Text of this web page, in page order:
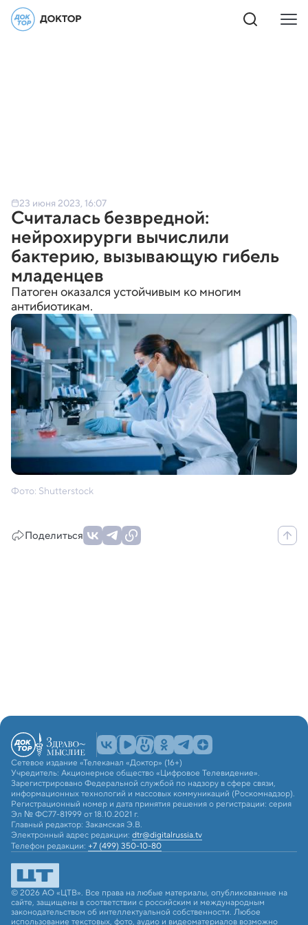
23 июня 2023, 16:07
Считалась безвредной:
нейрохирурги вычислили
бактерию, вызывающую гибель
младенцев
Патоген оказался устойчивым ко многим
антибиотикам.
Фото: Shutterstock
Поделиться
Сетевое издание «Телеканал «Доктор» (16+)
Учредитель: Акционерное общество «Цифровое Телевидение».
Зарегистрировано Федеральной службой по надзору в сфере связи,
информационных технологий и массовых коммуникаций (Роскомнадзор).
Регистрационный номер и дата принятия решения о регистрации: серия
Эл № ФС77-81999 от 18.10.2021 г.
Главный редактор: Закамская Э.В.
Электронный адрес редакции: dtr@digitalrussia.tv
Телефон редакции: +7 (499) 350-10-80
© 2026 АО «ЦТВ». Все права на любые материалы, опубликованные на
сайте, защищены в соответствии с российским и международным
законодательством об интеллектуальной собственности. Любое
использование текстовых, фото, аудио и видеоматериалов возможно